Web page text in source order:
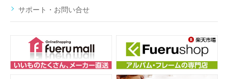
サポート・お問い合せ